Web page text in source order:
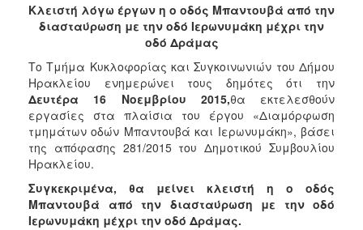
2016
2015
2013
2012
2011
2010
2006
Κλειστή λόγω έργων η ο οδός Μπαντουβά από την
διασταύρωση με την οδό Ιερωνυμάκη μέχρι την
οδό Δράμας
Το Τμήμα Κυκλοφορίας και Συγκοινωνιών του Δήμου
Ηρακλείου ενημερώνει τους δημότες ότι την
Δευτέρα 16 Νοεμβρίου 2015,θα εκτελεσθούν
εργασίες στα πλαίσια του έργου «Διαμόρφωση
τμημάτων οδών Μπαντουβά και Ιερωνυμάκη», βάσει
της απόφασης 281/2015 του Δημοτικού Συμβουλίου
Ηρακλείου.
Συγκεκριμένα, θα μείνει κλειστή η ο οδός
Μπαντουβά από την διασταύρωση με την οδό
Ιερωνυμάκη μέχρι την οδό Δράμας.